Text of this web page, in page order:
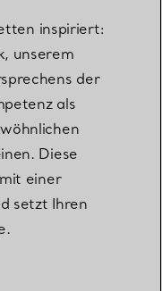
inspiriert:
unserem
der
als
Diese
einer
setzt Ihren